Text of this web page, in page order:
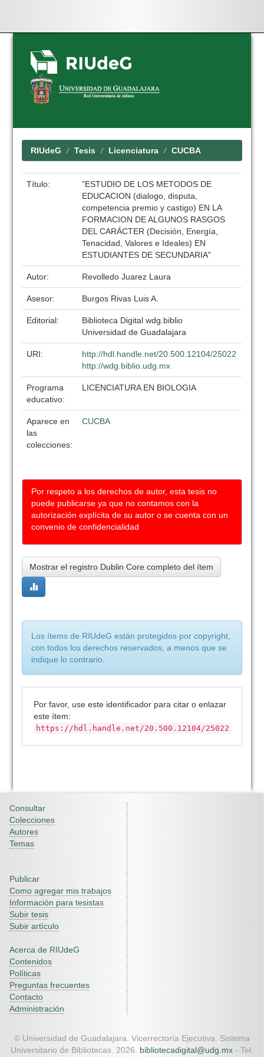
Skip
navigation
RIUdeG Tesis Licenciatura CUCBA
Título:
"ESTUDIO DE LOS METODOS DE
EDUCACION (dialogo, disputa,
competencia premio y castigo) EN LA
FORMACION DE ALGUNOS RASGOS
DEL CARÁCTER (Decisión, Energía,
Tenacidad, Valores e Ideales) EN
ESTUDIANTES DE SECUNDARIA"
Autor: Revolledo Juarez Laura
Asesor: Burgos Rivas Luis A.
Editorial:
Biblioteca Digital wdg.biblio
Universidad de Guadalajara
URI:
http://hdl.handle.net/20.500.12104/25022
http://wdg.biblio.udg.mx
Programa
educativo:
LICENCIATURA EN BIOLOGIA
Aparece en
las
colecciones:
CUCBA
Por respeto a los derechos de autor, esta tesis no
puede publicarse ya que no contamos con la
autorización explícita de su autor o se cuenta con un
convenio de confidencialidad
Mostrar el registro Dublin Core completo del ítem
Los ítems de RIUdeG están protegidos por copyright,
con todos los derechos reservados, a menos que se
indique lo contrario.
Por favor, use este identificador para citar o enlazar
este ítem:
https://hdl.handle.net/20.500.12104/25022
Consultar
Colecciones
Autores
Temas
Publicar
Como agregar mis trabajos
Información para tesistas
Subir tesis
Subir artículo
Acerca de RIUdeG
Contenidos
Políticas
Preguntas frecuentes
Contacto
Administración
© Universidad de Guadalajara. Vicerrectoría Ejecutiva. Sistema
Universitario de Bibliotecas. 2026. bibliotecadigital@udg.mx - Tel.